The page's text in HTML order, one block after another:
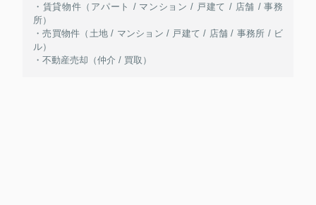
・賃貸物件（アパート / マンション / 戸建て / 店舗 / 事務
所）
・売買物件（土地 / マンション / 戸建て / 店舗 / 事務所 / ビ
ル）
・不動産売却（仲介 / 買取）